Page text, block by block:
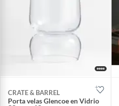
CRATE & BARREL
Porta velas Glencoe en Vidrio